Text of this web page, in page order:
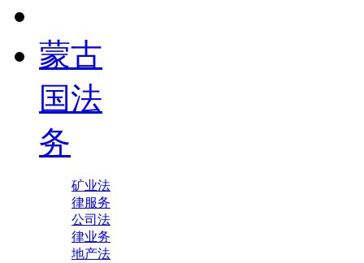
蒙古
国法
务
矿业法
律服务
公司法
律业务
地产法